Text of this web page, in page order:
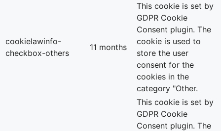
cookielawinfo-
checkbox-others
11 months
This cookie is set by
GDPR Cookie
Consent plugin. The
cookie is used to
store the user
consent for the
cookies in the
category "Other.
This cookie is set by
GDPR Cookie
Consent plugin. The